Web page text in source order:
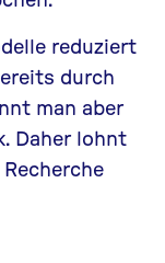
reduziert
durch
man aber
Daher lohnt